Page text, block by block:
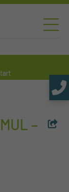
–